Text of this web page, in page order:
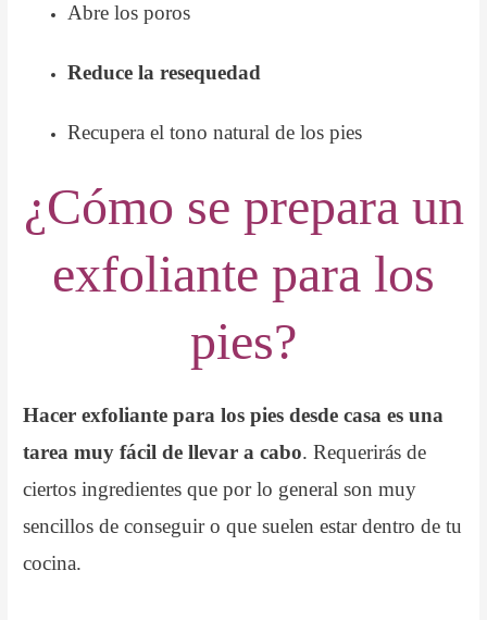
Abre los poros
Reduce la resequedad
Recupera el tono natural de los pies
¿Cómo se prepara un
exfoliante para los
pies?
Hacer exfoliante para los pies desde casa es una
tarea muy fácil de llevar a cabo. Requerirás de
ciertos ingredientes que por lo general son muy
sencillos de conseguir o que suelen estar dentro de tu
cocina.